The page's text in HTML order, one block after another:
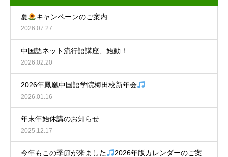
夏 キャンペーンのご案内
2026.07.27
中国語ネット流行語講座、始動！
2026.02.20
2026年鳳凰中国語学院梅田校新年会
2026.01.16
年末年始休講のお知らせ
2025.12.17
今年もこの季節が来ました 2026年版カレンダーのご案